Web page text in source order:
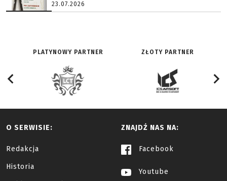
23.07.2026
PLATYNOWY PARTNER ZŁOTY PARTNER
O SERWISIE:
Redakcja
Historia
ZNAJDŹ NAS NA:
Facebook
Youtube